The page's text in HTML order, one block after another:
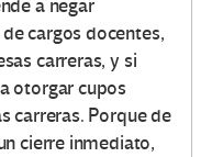
a negar
cargos docentes,
carreras, y si
otorgar cupos
carreras. Porque de
cierre inmediato,